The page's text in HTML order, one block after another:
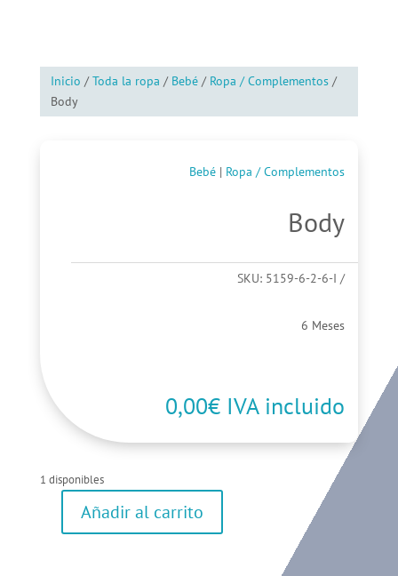
Inicio /Toda la ropa / Bebé/ Ropa / Complementos/
Body
Bebé | Ropa / Complementos
Body
SKU: 5159-6-2-6-I
6 Meses
0,00€ IVA incluido
1 disponibles
Añadir al carrito